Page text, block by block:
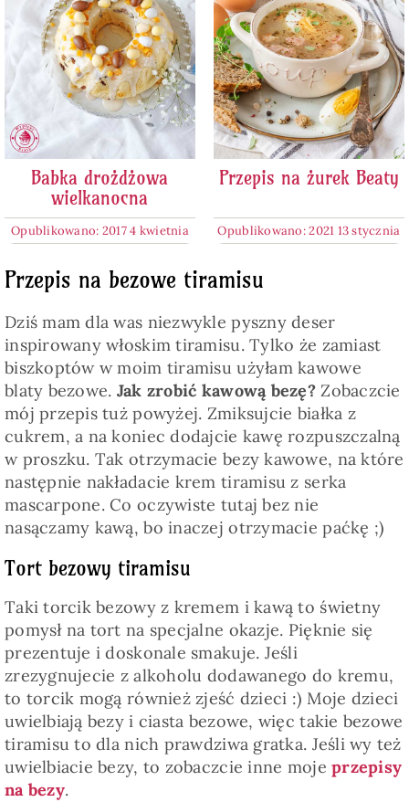
Babka drożdżowa
wielkanocna
Opublikowano: 2017 4 kwietnia
Przepis na żurek Beaty
Opublikowano: 2021 13 stycznia
Przepis na bezowe tiramisu
Dziś mam dla was niezwykle pyszny deser
inspirowany włoskim tiramisu. Tylko że zamiast
biszkoptów w moim tiramisu użyłam kawowe
blaty bezowe. Jak zrobić kawową bezę?Zobaczcie
mój przepis tuż powyżej. Zmiksujcie białka z
cukrem, a na koniec dodajcie kawę rozpuszczalną
w proszku. Tak otrzymacie bezy kawowe, na które
następnie nakładacie krem tiramisu z serka
mascarpone. Co oczywiste tutaj bez nie
nasączamy kawą, bo inaczej otrzymacie paćkę ;)
Tort bezowy tiramisu
Taki torcik bezowy z kremem i kawą to świetny
pomysł na tort na specjalne okazje. Pięknie się
prezentuje i doskonale smakuje. Jeśli
zrezygnujecie z alkoholu dodawanego do kremu,
to torcik mogą również zjeść dzieci :) Moje dzieci
uwielbiają bezy i ciasta bezowe, więc takie bezowe
tiramisu to dla nich prawdziwa gratka. Jeśli wy też
uwielbiacie bezy, to zobaczcie inne mojeprzepisy
na bezy.